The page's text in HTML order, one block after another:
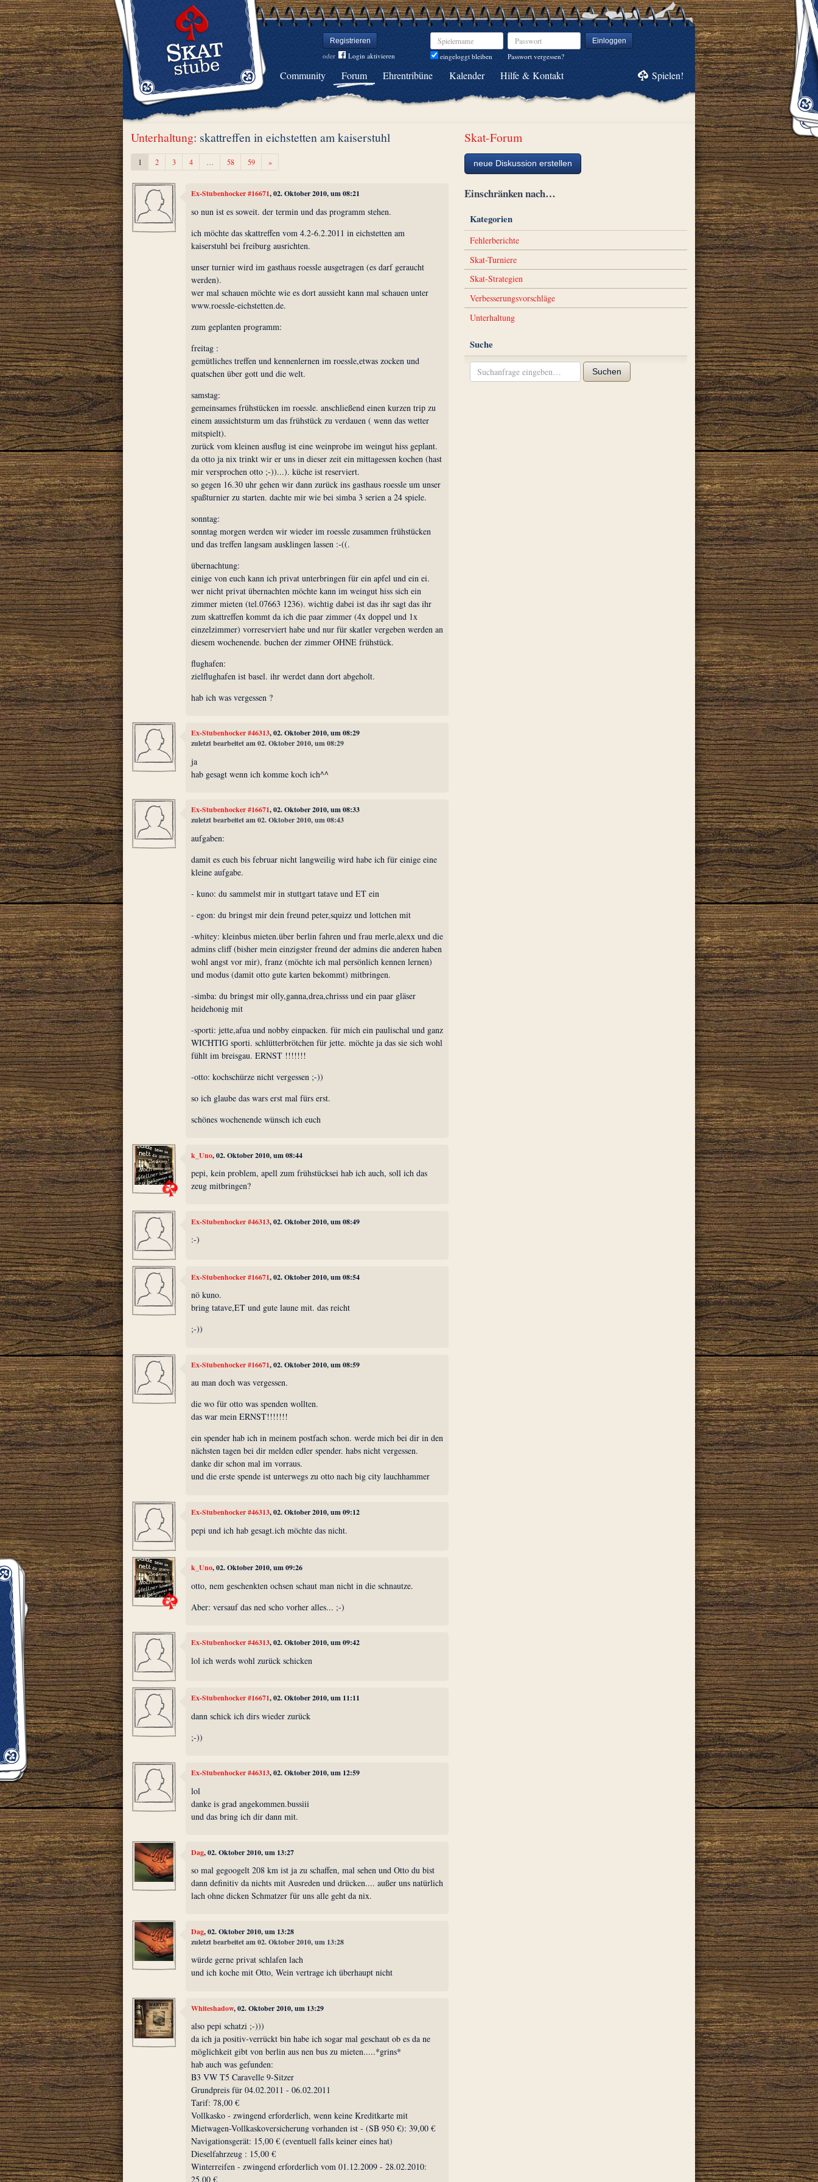
Registrieren
oder Login aktivieren
Spielername
eingeloggt bleiben
Passwort Einloggen
Passwort vergessen?
Community Forum Ehrentribüne Kalender Hilfe & Kontakt Spielen!
Unterhaltung: skattreffen in eichstetten am kaiserstuhl
1 2 3 4 … 58 59 »Weiter
Ex-Stubenhocker #16671, 02. Oktober 2010, um 08:21
so nun ist es soweit. der termin und das programm stehen.
ich möchte das skattreffen vom 4.2-6.2.2011 in eichstetten am
kaiserstuhl bei freiburg ausrichten.
unser turnier wird im gasthaus roessle ausgetragen (es darf geraucht
werden).
wer mal schauen möchte wie es dort aussieht kann mal schauen unter
www.roessle-eichstetten.de.
zum geplanten programm:
freitag :
gemütliches treffen und kennenlernen im roessle,etwas zocken und
quatschen über gott und die welt.
samstag:
gemeinsames frühstücken im roessle. anschließend einen kurzen trip zu
einem aussichtsturm um das frühstück zu verdauen ( wenn das wetter
mitspielt).
zurück vom kleinen ausflug ist eine weinprobe im weingut hiss geplant.
da otto ja nix trinkt wir er uns in dieser zeit ein mittagessen kochen (hast
mir versprochen otto ;-))...). küche ist reserviert.
so gegen 16.30 uhr gehen wir dann zurück ins gasthaus roessle um unser
spaßturnier zu starten. dachte mir wie bei simba 3 serien a 24 spiele.
sonntag:
sonntag morgen werden wir wieder im roessle zusammen frühstücken
und das treffen langsam ausklingen lassen :-((.
übernachtung:
einige von euch kann ich privat unterbringen für ein apfel und ein ei.
wer nicht privat übernachten möchte kann im weingut hiss sich ein
zimmer mieten (tel.07663 1236). wichtig dabei ist das ihr sagt das ihr
zum skattreffen kommt da ich die paar zimmer (4x doppel und 1x
einzelzimmer) vorreserviert habe und nur für skatler vergeben werden an
diesem wochenende. buchen der zimmer OHNE frühstück.
flughafen:
zielflughafen ist basel. ihr werdet dann dort abgeholt.
hab ich was vergessen ?
Ex-Stubenhocker #46313, 02. Oktober 2010, um 08:29
zuletzt bearbeitet am 02. Oktober 2010, um 08:29
ja
hab gesagt wenn ich komme koch ich^^
Ex-Stubenhocker #16671, 02. Oktober 2010, um 08:33
zuletzt bearbeitet am 02. Oktober 2010, um 08:43
aufgaben:
damit es euch bis februar nicht langweilig wird habe ich für einige eine
kleine aufgabe.
- kuno: du sammelst mir in stuttgart tatave und ET ein
- egon: du bringst mir dein freund peter,squizz und lottchen mit
-whitey: kleinbus mieten.über berlin fahren und frau merle,alexx und die
admins cliff (bisher mein einzigster freund der admins die anderen haben
wohl angst vor mir), franz (möchte ich mal persönlich kennen lernen)
und modus (damit otto gute karten bekommt) mitbringen.
-simba: du bringst mir olly,ganna,drea,chrisss und ein paar gläser
heidehonig mit
-sporti: jette,afua und nobby einpacken. für mich ein paulischal und ganz
WICHTIG sporti. schlütterbrötchen für jette. möchte ja das sie sich wohl
fühlt im breisgau. ERNST !!!!!!!
-otto: kochschürze nicht vergessen ;-))
so ich glaube das wars erst mal fürs erst.
schönes wochenende wünsch ich euch
k_Uno, 02. Oktober 2010, um 08:44
pepi, kein problem, apell zum frühstücksei hab ich auch, soll ich das
zeug mitbringen?
Ex-Stubenhocker #46313, 02. Oktober 2010, um 08:49
:-)
Ex-Stubenhocker #16671, 02. Oktober 2010, um 08:54
nö kuno.
bring tatave,ET und gute laune mit. das reicht
;-))
Ex-Stubenhocker #16671, 02. Oktober 2010, um 08:59
au man doch was vergessen.
die wo für otto was spenden wollten.
das war mein ERNST!!!!!!!
ein spender hab ich in meinem postfach schon. werde mich bei dir in den
nächsten tagen bei dir melden edler spender. habs nicht vergessen.
danke dir schon mal im vorraus.
und die erste spende ist unterwegs zu otto nach big city lauchhammer
Ex-Stubenhocker #46313, 02. Oktober 2010, um 09:12
pepi und ich hab gesagt.ich möchte das nicht.
k_Uno, 02. Oktober 2010, um 09:26
otto, nem geschenkten ochsen schaut man nicht in die schnautze.
Aber: versauf das ned scho vorher alles... ;-)
Ex-Stubenhocker #46313, 02. Oktober 2010, um 09:42
lol ich werds wohl zurück schicken
Ex-Stubenhocker #16671, 02. Oktober 2010, um 11:11
dann schick ich dirs wieder zurück
;-))
Ex-Stubenhocker #46313, 02. Oktober 2010, um 12:59
lol
danke is grad angekommen.bussiii
und das bring ich dir dann mit.
Dag, 02. Oktober 2010, um 13:27
so mal gegoogelt 208 km ist ja zu schaffen, mal sehen und Otto du bist
dann definitiv da nichts mit Ausreden und drücken.... außer uns natürlich
lach ohne dicken Schmatzer für uns alle geht da nix.
Dag, 02. Oktober 2010, um 13:28
zuletzt bearbeitet am 02. Oktober 2010, um 13:28
würde gerne privat schlafen lach
und ich koche mit Otto, Wein vertrage ich überhaupt nicht
Whiteshadow, 02. Oktober 2010, um 13:29
also pepi schatzi ;-)))
da ich ja positiv-verrückt bin habe ich sogar mal geschaut ob es da ne
möglichkeit gibt von berlin aus nen bus zu mieten.....*grins*
hab auch was gefunden:
B3 VW T5 Caravelle 9-Sitzer
Grundpreis für 04.02.2011 - 06.02.2011
Tarif: 78,00 €
Vollkasko - zwingend erforderlich, wenn keine Kreditkarte mit
Mietwagen-Vollkaskoversicherung vorhanden ist - (SB 950 €): 39,00 €
Navigationsgerät: 15,00 € (eventuell falls keiner eines hat)
Dieselfahrzeug : 15,00 €
Winterreifen - zwingend erforderlich vom 01.12.2009 - 28.02.2010:
25,00 €
Skat-Forum
neue Diskussion erstellen
Einschränken nach…
Kategorien
Fehlerberichte
Skat-Turniere
Skat-Strategien
Verbesserungsvorschläge
Unterhaltung
Suche
Suchen